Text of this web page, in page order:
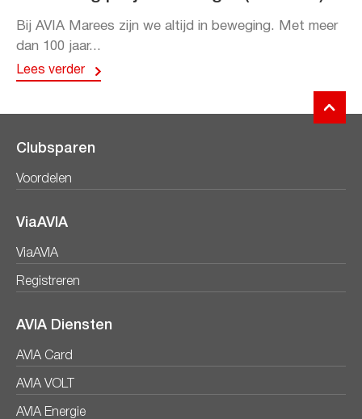
Bij AVIA Marees zijn we altijd in beweging. Met meer
dan 100 jaar...
Lees verder
Clubsparen
Voordelen
ViaAVIA
ViaAVIA
Registreren
AVIA Diensten
AVIA Card
AVIA VOLT
AVIA Energie